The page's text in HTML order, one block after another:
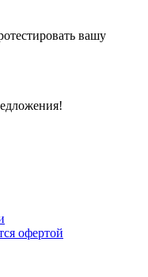
вашу
офертой